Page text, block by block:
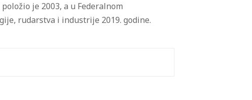
je 2003, a u Federalnom
rudarstva i industrije 2019. godine.